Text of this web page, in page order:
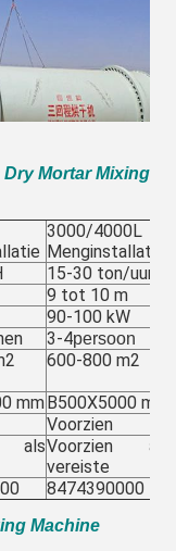
Mortar Mixing
3000/4000L
Menginstallatie
15-30 ton/uur
9 tot 10 m
90-100 kW
3-4persoon
600-800 m2
mm B500X5000 mm
Voorzien
alsVoorzien als
vereiste
8474390000
Machine